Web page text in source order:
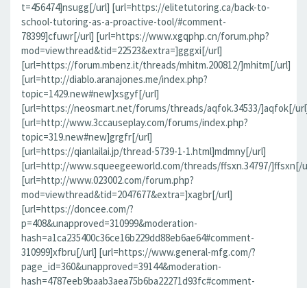
t=456474]nsugg[/url] [url=https://elitetutoring.ca/back-to-
school-tutoring-as-a-proactive-tool/#comment-
78399]cfuwr[/url] [url=https://www.xgqphp.cn/forum.php?
mod=viewthread&tid=22523&extra=]gggxi[/url]
[url=https://forum.mbenz.it/threads/mhitm.200812/]mhitm[/url]
[url=http://diablo.aranajones.me/index.php?
topic=1429.new#new]xsgyf[/url]
[url=https://neosmart.net/forums/threads/aqfok.34533/]aqfok[/
[url=http://www.3ccauseplay.com/forums/index.php?
topic=319.new#new]grgfr[/url]
[url=https://qianlailai.jp/thread-5739-1-1.html]mdmny[/url]
[url=http://www.squeegeeworld.com/threads/ffsxn.34797/]ffsxn[/
[url=http://www.023002.com/forum.php?
mod=viewthread&tid=2047677&extra=]xagbr[/url]
[url=https://doncee.com/?
p=408&unapproved=310999&moderation-
hash=a1ca235400c36ce16b229dd88eb6ae64#comment-
310999]xfbru[/url] [url=https://www.general-mfg.com/?
page_id=360&unapproved=39144&moderation-
hash=4787eeb9baab3aea75b6ba22271d93fc#comment-